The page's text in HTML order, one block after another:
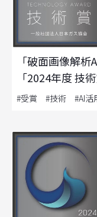
「破面画像解
「2024年度 技
#受賞 #技術 #AI活